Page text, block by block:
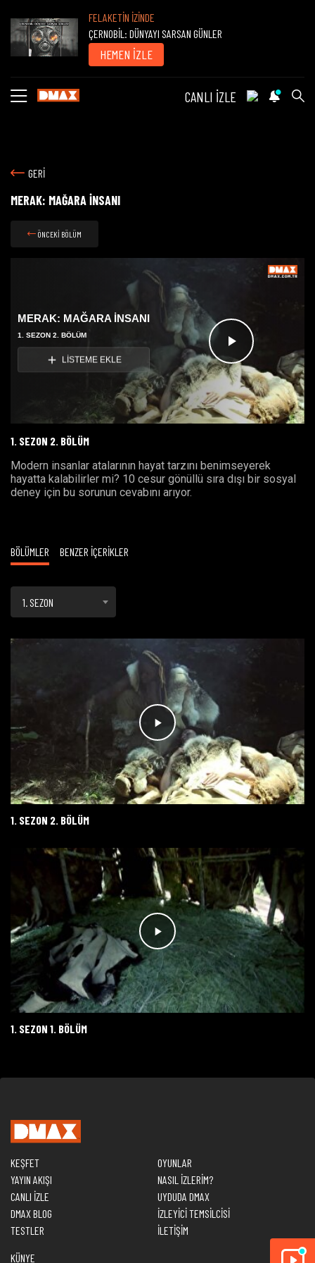
FELAKETİN İZİNDE
ÇERNOBİL: DÜNYAYI SARSAN GÜNLER
HEMEN İZLE
CANLI İZLE
GERİ
MERAK: MAĞARA İNSANI
ÖNCEKİ BÖLÜM
Videoyu
Oynat
MERAK: MAĞARA İNSANI
1. SEZON 2. BÖLÜM
LİSTEME EKLE
1. SEZON 2. BÖLÜM
Modern insanlar atalarının hayat tarzını benimseyerek
hayatta kalabilirler mi? 10 cesur gönüllü sıra dışı bir sosyal
deney için bu sorunun cevabını arıyor.
BÖLÜMLER BENZER İÇERİKLER
1. SEZON
1. SEZON 2. BÖLÜM
1. SEZON 1. BÖLÜM
KEŞFET
YAYIN AKIŞI
CANLI İZLE
DMAX BLOG
TESTLER
OYUNLAR
NASIL İZLERİM?
UYDUDA DMAX
İZLEYİCİ TEMSİLCİSİ
İLETİŞİM
KÜNYE